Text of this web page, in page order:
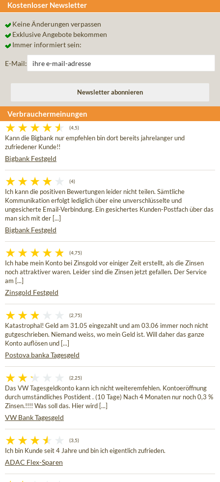
Kostenloser Newsletter
Keine Änderungen verpassen
Exklusive Angebote bekommen
Immer informiert sein:
E-Mail:
Verbrauchermeinungen
(4,5)
Kann die Bigbank nur empfehlen bin dort bereits jahrelanger und
zufriedener Kunde!!
Bigbank Festgeld
(4)
Ich kann die positiven Bewertungen leider nicht teilen. Sämtliche
Kommunikation erfolgt lediglich über eine unverschlüsselte und
ungesicherte Email-Verbindung. Ein gesichertes Kunden-Postfach über das
man sich mit der [...]
Bigbank Festgeld
(4,75)
Ich habe mein Konto bei Zinsgold vor einiger Zeit erstellt, als die Zinsen
noch attraktiver waren. Leider sind die Zinsen jetzt gefallen. Der Service
am [...]
Zinsgold Festgeld
(2,75)
Katastrophal! Geld am 31.05 eingezahlt und am 03.06 immer noch nicht
gutgeschrieben. Niemand weiss, wo mein Geld ist. Will daher das ganze
Konto auflösen und [...]
Postova banka Tagesgeld
(2,25)
Das VW Tagesgeldkonto kann ich nicht weiteremfehlen. Kontoeröffnung
durch umständliches Postident . (10 Tage) Nach 4 Monaten nur noch 0,3 %
Zinsen.!!!! Was soll das. Hier wird [...]
VW Bank Tagesgeld
(3,5)
Ich bin Kunde seit 4 Jahre und bin ich eigentlich zufrieden.
ADAC Flex-Sparen